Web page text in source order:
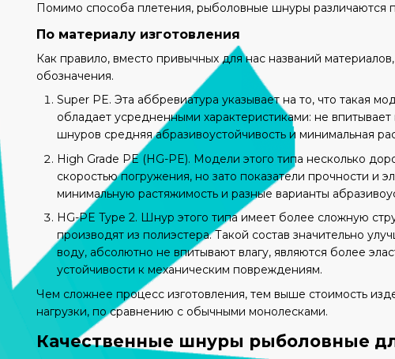
Помимо способа плетения, рыболовные шнуры различаются
По материалу изготовления
Как правило, вместо привычных для нас названий
обозначения.
Super PE. Эта аббревиатура указывает на то, что такая
обладает усредненными характеристиками: не
шнуров средняя абразивоустойчивость и минимальная
High Grade PE (HG-PE). Модели этого типа несколько
скоростью погружения, но зато показатели прочности и
минимальную растяжимость и разные варианты
HG-PE Type 2. Шнур этого типа имеет более сложную
производят из полиэстера. Такой состав значительно
воду, абсолютно не впитывают влагу, являются более
устойчивости к механическим повреждениям.
Чем сложнее процесс изготовления, тем выше стоимость
нагрузки, по сравнению с обычными монолесками.
Качественные шнуры рыболовные